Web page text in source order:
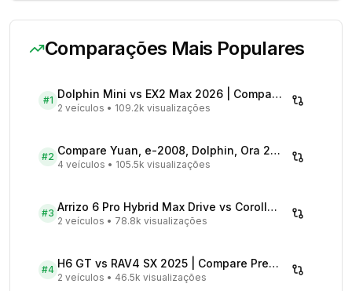
Comparações Mais Populares
#1 Dolphin Mini vs EX2 Max 2026 | Compare Preços
2 veículos • 109.2k visualizações
#2 Compare Yuan, e-2008, Dolphin, Ora 2026 | Veículos Elétricos
4 veículos • 105.5k visualizações
#3 Arrizo 6 Pro Hybrid Max Drive vs Corolla Cross XRX Hybrid - Comparativo Completo
2 veículos • 78.8k visualizações
#4 H6 GT vs RAV4 SX 2025 | Compare Preços
2 veículos • 46.5k visualizações